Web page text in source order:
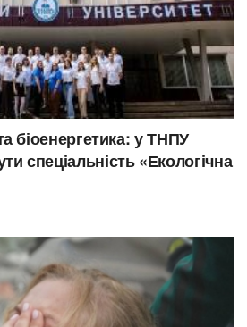
біоенергетика: у ТНПУ
спеціальність «Екологічна